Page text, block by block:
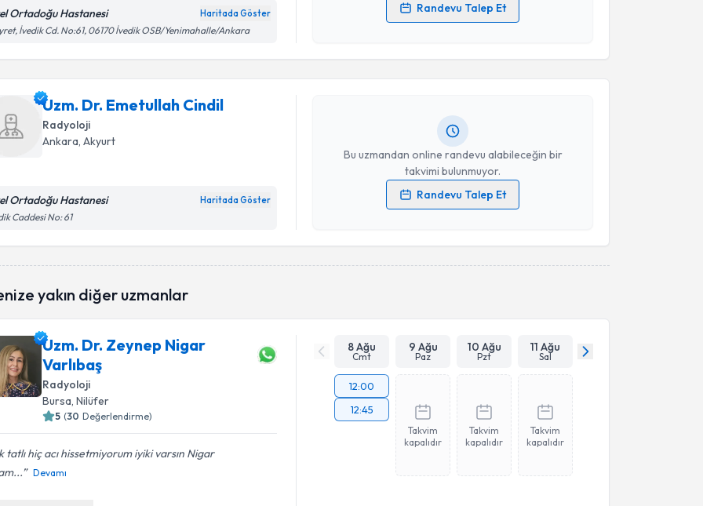
Ortadoğu Hastanesi Haritada Göster
İvedik Cd. No:61, 06170 İvedik OSB/Yenimahalle/Ankara
Randevu Talep Et
Kişisel verilerimin işlenmesine ilişkinAydınlatma Metni
işlenmesini kabul ediyorum.
Uzm. Dr. Emetullah Cindil
Radyoloji
Ankara,Akyurt
Ortadoğu Hastanesi Haritada Göster
Caddesi No: 61
Bu uzmandan online randevu alabileceğin bir
takvimi bulunmuyor.
Randevu Talep Et
Randevu Takvimi Talebi
Kişisel verilerimin işlenmesine ilişkinAydınlatma Metni
işlenmesini kabul ediyorum.
yakın diğer uzmanlar
Uzm. Dr. Zeynep Nigar
Varlıbaş
Radyoloji
Bursa,Nilüfer
5 (30 Değerlendirme)
tatlı hiç acı hissetmiyorum iyiki varsın Nigar
Devamı
8 Ağu
Cmt
9 Ağu
Paz
10 Ağu
Pzt
11 Ağu
Sal
12:00
12:45
Takvim
kapalıdır
Takvim
kapalıdır
Takvim
kapalıdır